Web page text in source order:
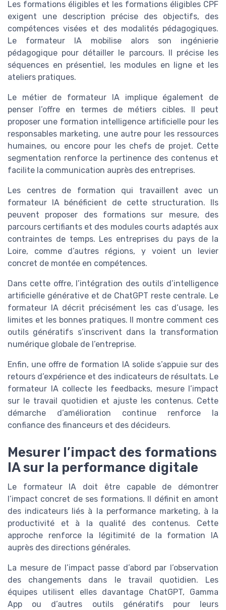
Les formations éligibles et les formations éligibles CPF
exigent une description précise des objectifs, des
compétences visées et des modalités pédagogiques.
Le formateur IA mobilise alors son ingénierie
pédagogique pour détailler le parcours. Il précise les
séquences en présentiel, les modules en ligne et les
ateliers pratiques.
Le métier de formateur IA implique également de
penser l’offre en termes de métiers cibles. Il peut
proposer une formation intelligence artificielle pour les
responsables marketing, une autre pour les ressources
humaines, ou encore pour les chefs de projet. Cette
segmentation renforce la pertinence des contenus et
facilite la communication auprès des entreprises.
Les centres de formation qui travaillent avec un
formateur IA bénéficient de cette structuration. Ils
peuvent proposer des formations sur mesure, des
parcours certifiants et des modules courts adaptés aux
contraintes de temps. Les entreprises du pays de la
Loire, comme d’autres régions, y voient un levier
concret de montée en compétences.
Dans cette offre, l’intégration des outils d’intelligence
artificielle générative et de ChatGPT reste centrale. Le
formateur IA décrit précisément les cas d’usage, les
limites et les bonnes pratiques. Il montre comment ces
outils génératifs s’inscrivent dans la transformation
numérique globale de l’entreprise.
Enfin, une offre de formation IA solide s’appuie sur des
retours d’expérience et des indicateurs de résultats. Le
formateur IA collecte les feedbacks, mesure l’impact
sur le travail quotidien et ajuste les contenus. Cette
démarche d’amélioration continue renforce la
confiance des financeurs et des décideurs.
Mesurer l’impact des formations
IA sur la performance digitale
Le formateur IA doit être capable de démontrer
l’impact concret de ses formations. Il définit en amont
des indicateurs liés à la performance marketing, à la
productivité et à la qualité des contenus. Cette
approche renforce la légitimité de la formation IA
auprès des directions générales.
La mesure de l’impact passe d’abord par l’observation
des changements dans le travail quotidien. Les
équipes utilisent elles davantage ChatGPT, Gamma
App ou d’autres outils génératifs pour leurs